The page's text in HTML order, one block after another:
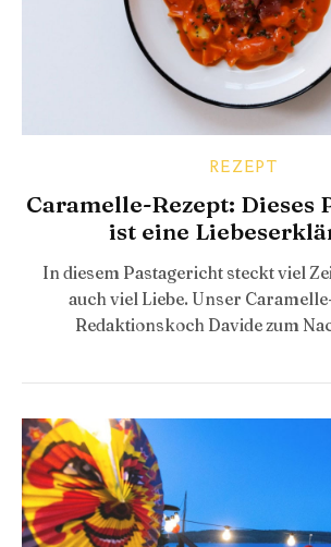
REZEPT
Caramelle-Rezept: Dieses
ist eine
In diesem Pastagericht steckt viel
auch viel Liebe. Unser
Redaktionskoch Davide zum